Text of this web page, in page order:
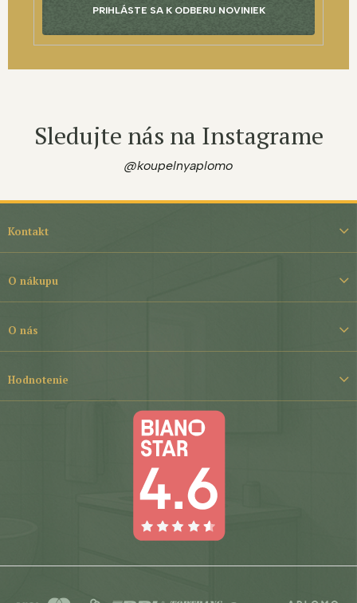
PRIHLÁSTE SA K ODBERU NOVINIEK
Sledujte nás na Instagrame
@koupelnyaplomo
Z
i
Kontakt
O nákupu
O nás
Hodnotenie